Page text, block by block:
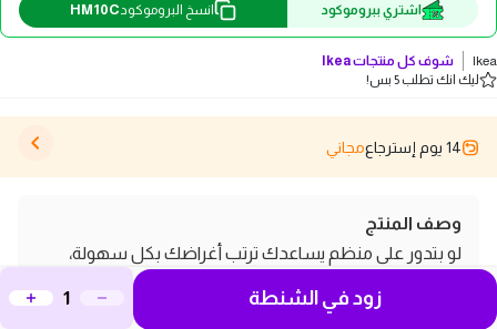
اشتري ببروموكود انسخ البروموكود HM10C
Ikea شوف كل منتجاتIkea
ليك انك تطلب 5 بس!
14 يوم إسترجاع مجاني
وصف المنتج
لو بتدور على منظم يساعدك ترتب أغراضك بكل سهولة،
منظم "راسكوغ" متعدد الاستخدامات من ايكيا هو الخيار
زود في الشنطة